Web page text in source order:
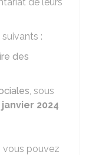
:
des
, sous
janvier 2024
vous pouvez